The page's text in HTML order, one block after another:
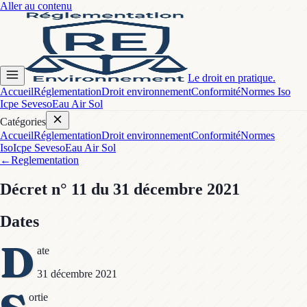
Aller au contenu
Le droit en pratique.
AccueilRéglementationDroit environnementConformitéNormes Iso
Icpe SevesoEau Air Sol
Catégories
AccueilRéglementationDroit environnementConformitéNormes
IsoIcpe SevesoEau Air Sol
←Reglementation
Décret n° 11 du 31 décembre 2021
Dates
D ate
31 décembre 2021
ortie